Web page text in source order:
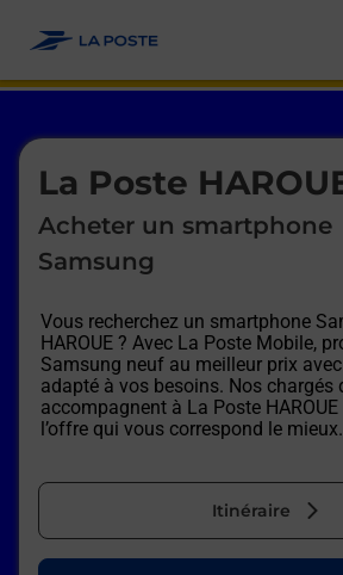
La Poste
Acheter un smartphone
Samsung
Vous recherchez un smartphone
HAROUE ? Avec La Poste Mobile,
Samsung neuf au meilleur prix
adapté à vos besoins. Nos chargés
accompagnent à La Poste HAROUE
l’offre qui vous correspond le mieux.
Itinéraire
Le lien s'ouvre dans un nouvel onglet